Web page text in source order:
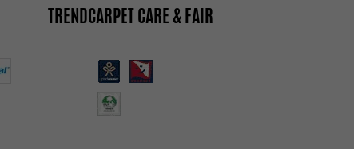
TRENDCARPET CARE & FAIR